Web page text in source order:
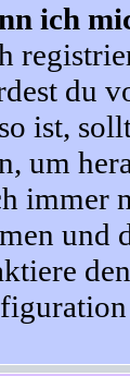
ich
du
ist,
um
immer
und